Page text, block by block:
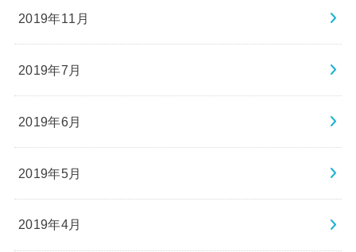
2019年11月
2019年7月
2019年6月
2019年5月
2019年4月